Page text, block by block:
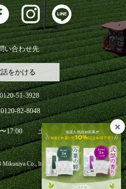
い合わせ先
話をかける
51-3928
82-8048
17:00 土日祝日を除く
Co., ltd.